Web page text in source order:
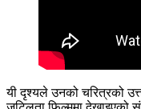
यी दृश्यले उनको चरित्रको